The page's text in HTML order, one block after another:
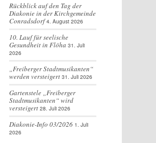
Rückblick auf den Tag der
Diakonie in der Kirchgemeinde
Conradsdorf 4. August 2026
10. Lauf für seelische
Gesundheit in Flöha 31. Juli
2026
„Freiberger Stadtmusikanten“
werden versteigert 31. Juli 2026
Gartenstele „Freiberger
Stadtmusikanten“ wird
versteigert 28. Juli 2026
Diakonie-Info 03/2026 1. Juli
2026